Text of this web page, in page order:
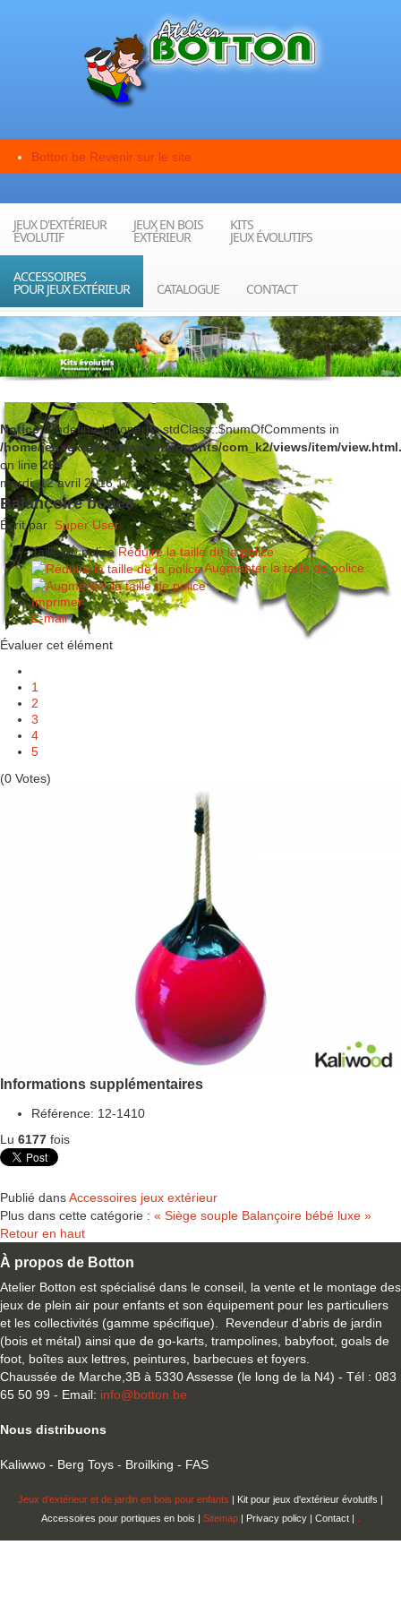
Botton.be Revenir sur le site
JEUX D'EXTÉRIEUR
ÉVOLUTIF
JEUX EN BOIS
EXTÉRIEUR
KITS
JEUX ÉVOLUTIFS
ACCESSOIRES
POUR JEUX EXTÉRIEUR CATALOGUE CONTACT
Notice: Undefined property: stdClass::$numOfComments in
/home/jeuxextefv/www/components/com_k2/views/item/
on line 264
mardi, 12 avril 2016 17:24
Balançoire bouée
Écrit par Super User
Taille de police Réduire la taille de la police
Augmenter la taille de police
Imprimer
E-mail
Évaluer cet élément
1
2
3
4
5
(0 Votes)
Informations supplémentaires
Référence: 12-1410
Lu 6177 fois
Publié dansAccessoires jeux extérieur
Plus dans cette catégorie : « Siège souple Balançoire bébé luxe »
Retour en haut
À propos de Botton
Atelier Botton est spécialisé dans le conseil, la vente et le montage des
jeux de plein air pour enfants et son équipement pour les particuliers
et les collectivités (gamme spécifique). Revendeur d'abris de jardin
(bois et métal) ainsi que de go-karts, trampolines, babyfoot, goals de
foot, boîtes aux lettres, peintures, barbecues et foyers.
Chaussée de Marche,3B à 5330 Assesse (le long de la N4) - Tél : 083
65 50 99 - Email: info@botton.be
Nous distribuons
Kaliwwo - Berg Toys - Broilking - FAS
Jeux d'extérieur et de jardin en bois pour enfants | Kit pour jeux d'extérieur évolutifs |
Accessoires pour portiques en bois | Sitemap | Privacy policy | Contact | .